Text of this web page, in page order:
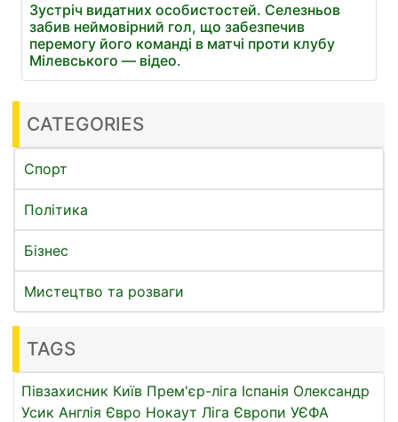
Зустріч видатних особистостей. Селезньов
забив неймовірний гол, що забезпечив
перемогу його команді в матчі проти клубу
Мілевського — відео.
CATEGORIES
Спорт
Політика
Бізнес
Мистецтво та розваги
TAGS
Півзахисник Київ Прем'єр-ліга Іспанія Олександр
Усик Англія Євро Нокаут Ліга Європи УЄФА